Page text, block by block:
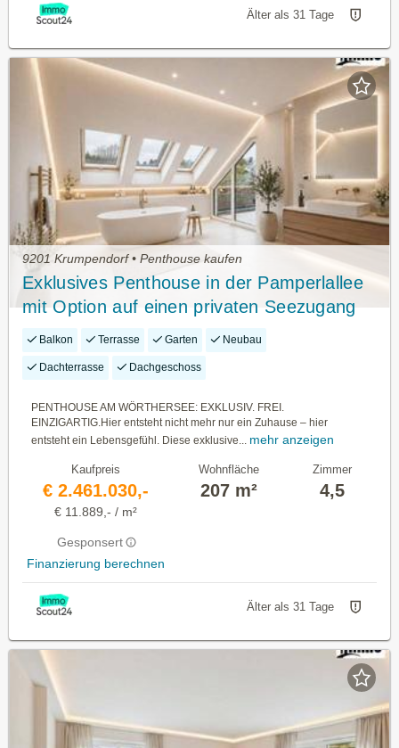
Älter als 31 Tage
9201 Krumpendorf • Penthouse kaufen
Exklusives Penthouse in der Pamperlallee
mit Option auf einen privaten Seezugang
Balkon Terrasse Garten Neubau
Dachterrasse Dachgeschoss
PENTHOUSE AM WÖRTHERSEE: EXKLUSIV. FREI.
EINZIGARTIG.Hier entsteht nicht mehr nur ein Zuhause – hier
entsteht ein Lebensgefühl. Diese exklusive...
mehr anzeigen
Kaufpreis
€ 2.461.030,-
€ 11.889,- / m²
Gesponsert
Finanzierung berechnen
Wohnfläche
207 m²
Zimmer
4,5
Älter als 31 Tage